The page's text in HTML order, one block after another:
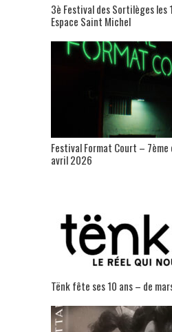
3è Festival des Sortilèges les
Espace Saint Michel
Festival Format Court –
avril 2026
Tënk fête ses 10 ans – de